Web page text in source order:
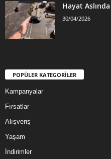
Hayat
30/04/2026
POPÜLER KATEGORİLER
Kampanyalar
Fırsatlar
Alışveriş
Yaşam
İndirimler